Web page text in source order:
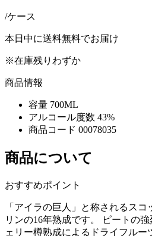
/ケース
本日中に送料無料でお届け
※在庫残りわずか
商品情報
容量 700ML
アルコール度数 43%
商品コード 00078035
商品について
おすすめポイント
「アイラの巨人」と称されるス
リンの16年熟成です。 ピートの
ェリー樽熟成によるドライフルー